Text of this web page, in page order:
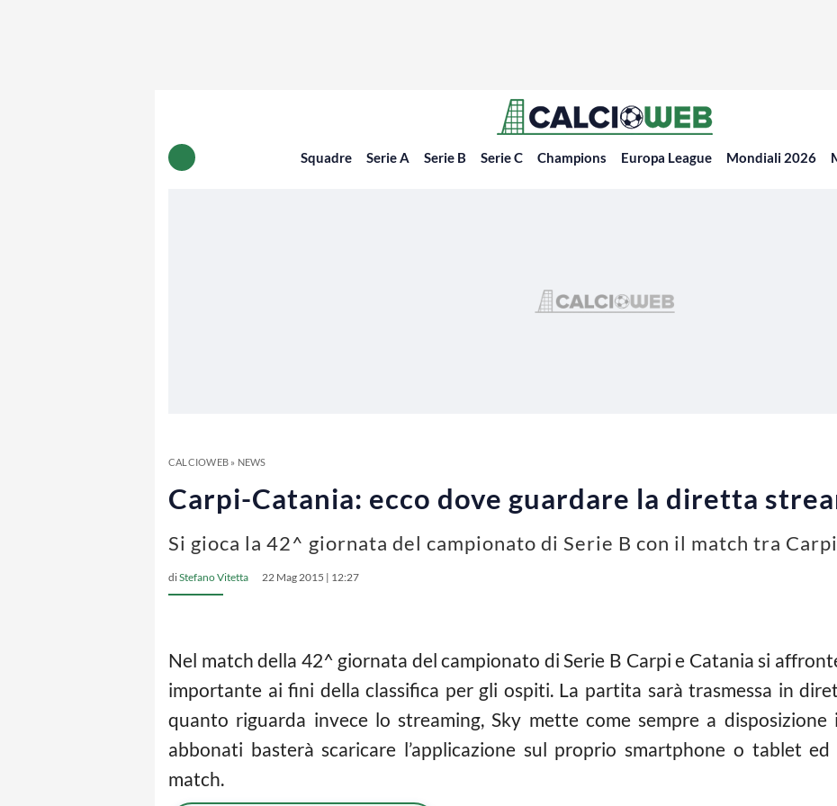
Squadre Serie A Serie B Serie C Champions Europa League Mondiali 2026
CALCIOWEB» NEWS
Carpi-Catania: ecco dove guardare la diretta
Si gioca la 42^ giornata del campionato di Serie B con il match tra
diStefano Vitetta 22 Mag 2015 | 12:27
Nel match della 42^ giornata del campionato di Serie B Carpi e Catania si
importante ai fini della classifica per gli ospiti. La partita sarà trasmessa in
quanto riguarda invece lo streaming, Sky mette come sempre a disposizione
abbonati basterà scaricare l’applicazione sul proprio smartphone o tablet
match.